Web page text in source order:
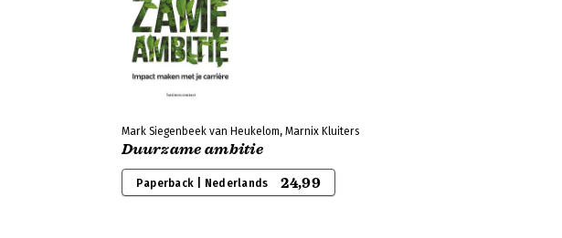
Mark Siegenbeek van Heukelom, Marnix Kluiters
Duurzame ambitie
Paperback | Nederlands 24,99